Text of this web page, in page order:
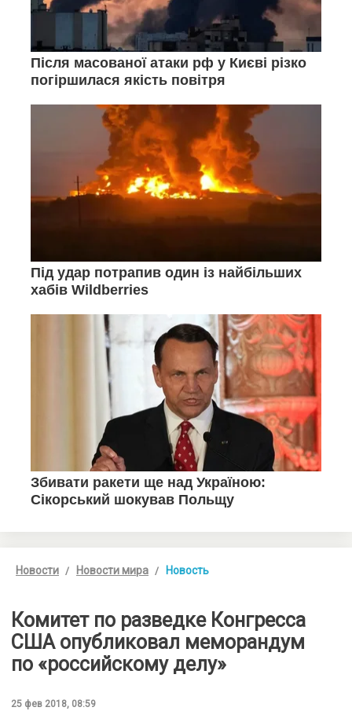
Новости Новости мира Новость
Комитет по разведке Конгресса
США опубликовал меморандум
по «российскому делу»
25 фев 2018, 08:59